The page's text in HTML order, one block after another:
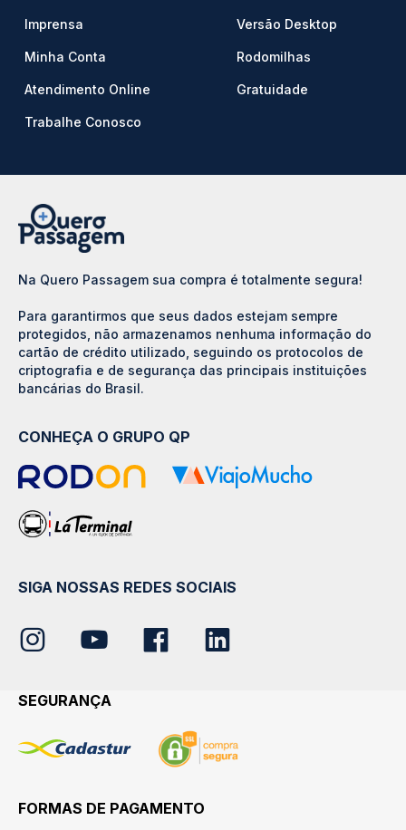
Imprensa
Minha Conta
Atendimento Online
Trabalhe Conosco
Versão Desktop
Rodomilhas
Gratuidade
Na Quero Passagem sua compra é totalmente segura!
Para garantirmos que seus dados estejam sempre
protegidos, não armazenamos nenhuma informação do
cartão de crédito utilizado, seguindo os protocolos de
criptografia e de segurança das principais instituições
bancárias do Brasil.
CONHEÇA O GRUPO QP
SIGA NOSSAS REDES SOCIAIS
SEGURANÇA
FORMAS DE PAGAMENTO